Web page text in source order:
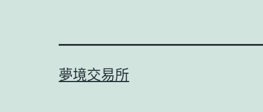
夢境交易所